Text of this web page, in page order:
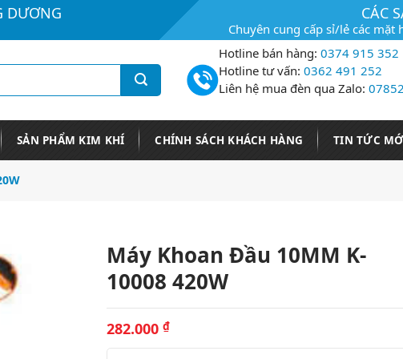
DƯƠNG CÁC
Chuyên cung cấp sỉ/lẻ các
Hotline bán hàng: 0374 915 352
Hotline tư vấn: 0362 491 252
Liên hệ mua đèn qua Zalo:
SẢN PHẨM KIM KHÍ CHÍNH SÁCH KHÁCH HÀNG TIN TỨC
Máy Khoan Đầu 10MM K-
10008 420W
282.000₫